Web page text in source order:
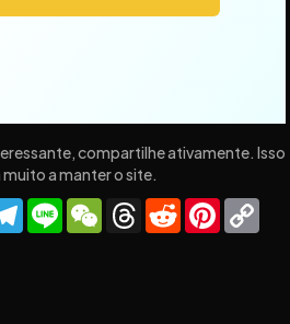
compartilhe ativamente. Isso
a manter o site.
Telegram
Line WeChatThreads
Reddit